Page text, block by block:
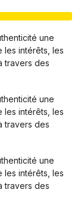
une
les intérêts, les
travers des
une
les intérêts, les
travers des
une
les intérêts, les
travers des